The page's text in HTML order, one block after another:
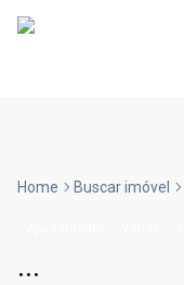
Home Buscar imóvel
...